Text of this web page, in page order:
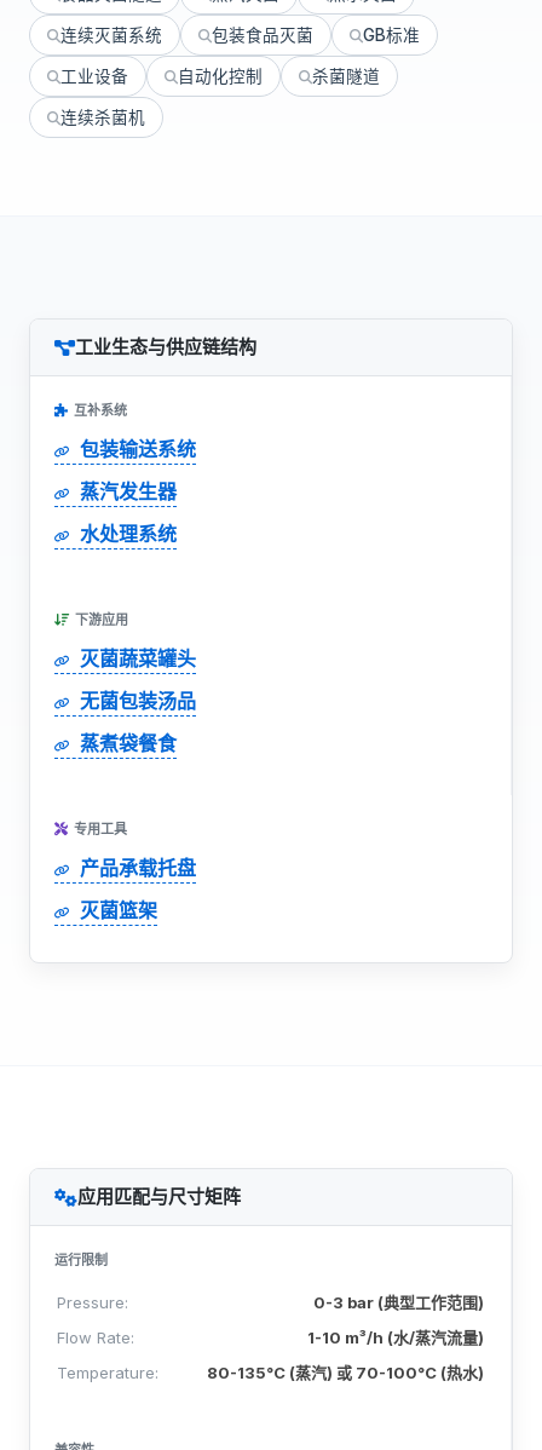
连续灭菌系统 包装食品灭菌 GB标准
工业设备 自动化控制 杀菌隧道
连续杀菌机
工业生态与供应链结构
互补系统
包装输送系统
蒸汽发生器
水处理系统
下游应用
灭菌蔬菜罐头
无菌包装汤品
蒸煮袋餐食
专用工具
产品承载托盘
灭菌篮架
应用匹配与尺寸矩阵
运行限制
Pressure:
0-3 bar (典型工作范围)
Flow Rate:
1-10 m³/h (水/蒸汽流量)
Temperature:
80-135°C (蒸汽) 或 70-100°C (热水)